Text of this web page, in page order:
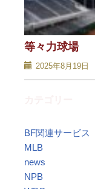
等々力球場
2025年8月19日
BF関連サービス
MLB
news
NPB